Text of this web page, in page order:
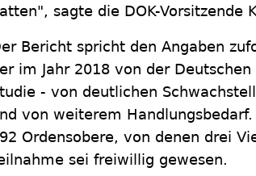
sagte die DOK-Vorsitzende
Bericht spricht den Angaben
im Jahr 2018 von der
- von deutlichen
von weiterem
Ordensobere, von denen drei
sei freiwillig gewesen.